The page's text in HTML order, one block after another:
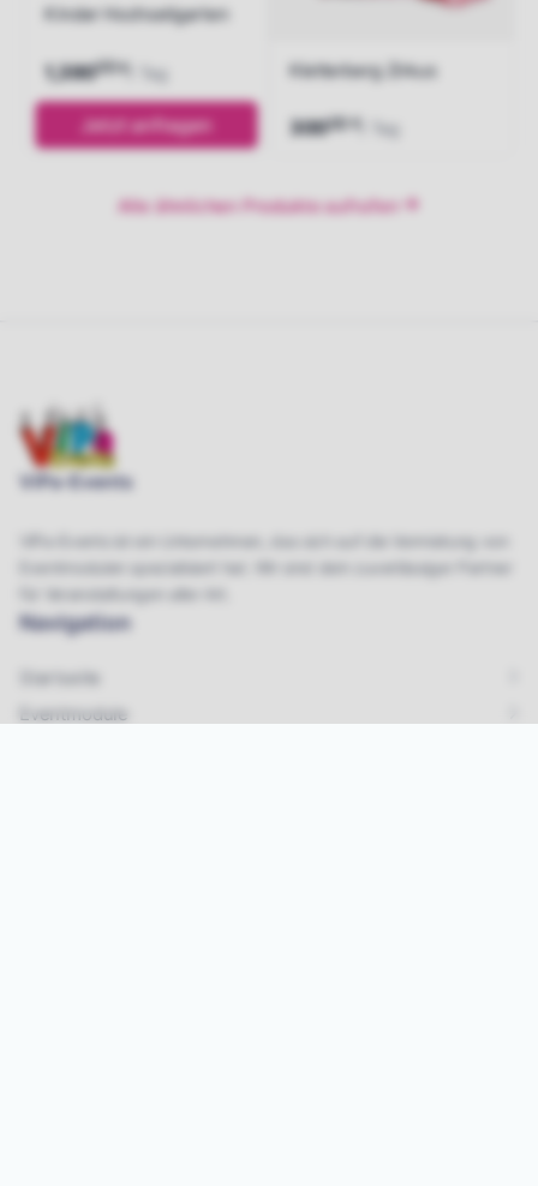
Kinder Hochseilgarten
1,39000 € / Tag
Jetzt anfragen
Kletterberg Zirkus
30000 / Tag
Alle ähnlichen Produkte aufrufen
ViPa-Events
ViPa-Events ist ein Unternehmen, das sich auf die Vermietung von
Eventmodulen spezialisiert hat. Wir sind dein zuverlässiger Partner
für Veranstaltungen aller Art.
Navigation
Startseite
Eventmodule